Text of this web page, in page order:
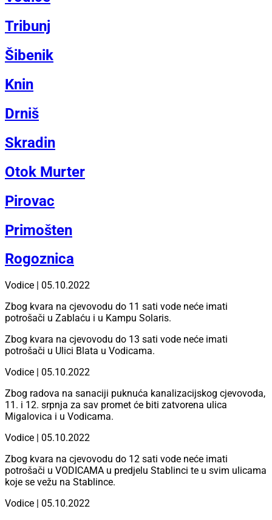
Tribunj
Šibenik
Knin
Drniš
Skradin
Otok Murter
Pirovac
Primošten
Rogoznica
Vodice | 05.10.2022
Zbog kvara na cjevovodu do 11 sati vode neće imati
potrošači u Zablaću i u Kampu Solaris.
Zbog kvara na cjevovodu do 13 sati vode neće imati
potrošači u Ulici Blata u Vodicama.
Vodice | 05.10.2022
Zbog radova na sanaciji puknuća kanalizacijskog cjevovoda,
11. i 12. srpnja za sav promet će biti zatvorena ulica
Migalovica i u Vodicama.
Vodice | 05.10.2022
Zbog kvara na cjevovodu do 12 sati vode neće imati
potrošači u VODICAMA u predjelu Stablinci te u svim ulicama
koje se vežu na Stablince.
Vodice | 05.10.2022